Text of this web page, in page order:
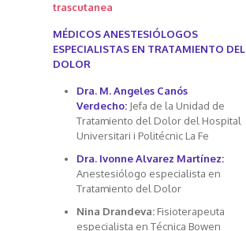
trascutanea
MÉDICOS ANESTESIÓLOGOS
ESPECIALISTAS EN TRATAMIENTO DEL
DOLOR
Dra. M. Angeles Canós
Verdecho: Jefa de la Unidad de
Tratamiento del Dolor del Hospital
Universitari i Politécnic La Fe
Dra. Ivonne Alvarez Martínez:
Anestesiólogo especialista en
Tratamiento del Dolor
Nina Drandeva: Fisioterapeuta
especialista en Técnica Bowen